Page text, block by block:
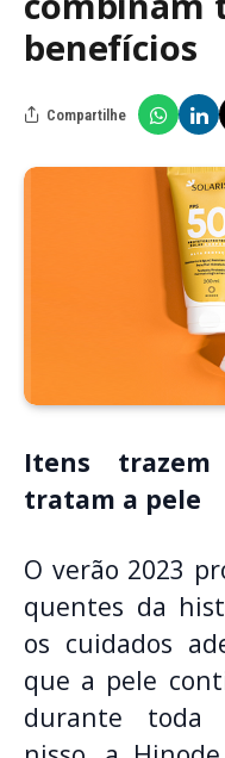
benefícios
Compartilhe
Itens trazem
tratam a pele
O verão 2023
quentes da
os cuidados
que a pele
durante toda